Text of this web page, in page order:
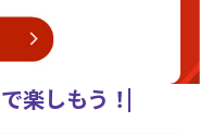
楽しもう！